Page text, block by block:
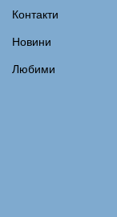
Контакти
Новини
Любими